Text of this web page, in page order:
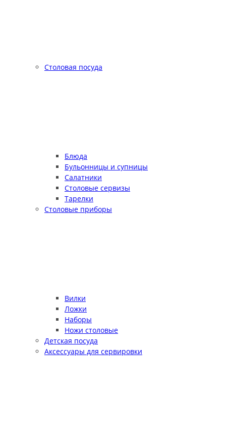
Столовая посуда
Блюда
Бульонницы и супницы
Салатники
Столовые сервизы
Тарелки
Столовые приборы
Вилки
Ложки
Наборы
Ножи столовые
Детская посуда
Аксессуары для сервировки